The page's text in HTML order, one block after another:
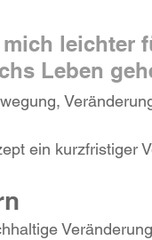
leichter
Leben
ein kurzfristiger